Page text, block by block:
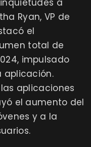
Ryan, VP de
el
total de
impulsado
aplicación.
aplicaciones
el aumento del
y a la